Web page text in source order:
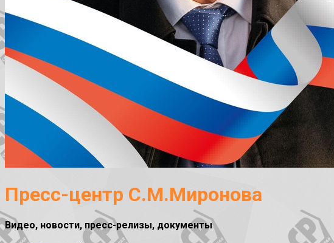
Пресс-центр С.М.Миронова
Видео, новости, пресс-релизы, документы